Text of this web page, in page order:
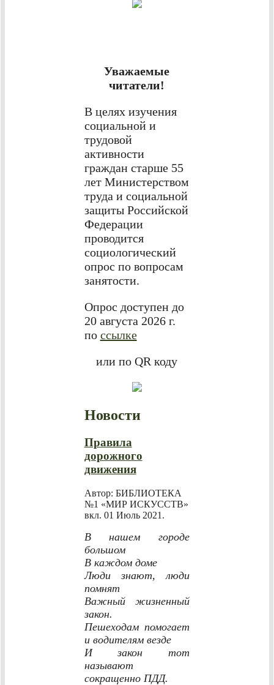
Уважаемые
читатели!
В целях изучения
социальной и
трудовой
активности
граждан старше 55
лет Министерством
труда и социальной
защиты Российской
Федерации
проводится
социологический
опрос по вопросам
занятости.
Опрос доступен до
20 августа 2026 г.
по ссылке
или по QR коду
Новости
Правила
дорожного
движения
Автор: БИБЛИОТЕКА
№1 «МИР ИСКУССТВ»
вкл. 01 Июль 2021 .
В нашем городе
большом
В каждом доме
Люди знают, люди
помнят
Важный жизненный
закон.
Пешеходам помогает
и водителям везде
И закон тот
называют
сокращенно ПДД.